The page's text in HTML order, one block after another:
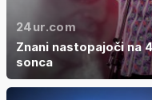
24ur.com
Znani nastopajoči na
sonca